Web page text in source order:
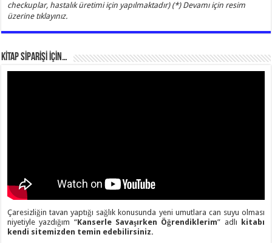
checkuplar, hastalık üretimi için yapılmaktadır) (*) Devamı için resim
üzerine tıklayınız.
KİTAP SİPARİŞİ İÇİN…
Çaresizliğin tavan yaptığı sağlık konusunda yeni umutlara can suyu olması
niyetiyle yazdığım “Kanserle Savaşırken Öğrendiklerim” adlı
kitabı
kendi sitemizden temin edebilirsiniz.